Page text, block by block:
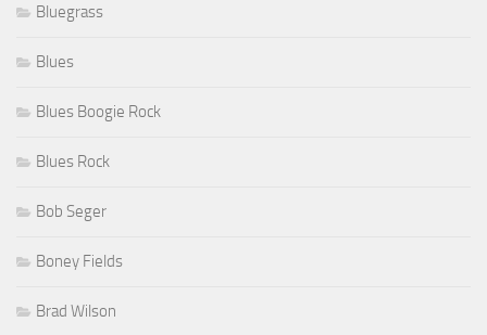
Bluegrass
Blues
Blues Boogie Rock
Blues Rock
Bob Seger
Boney Fields
Brad Wilson